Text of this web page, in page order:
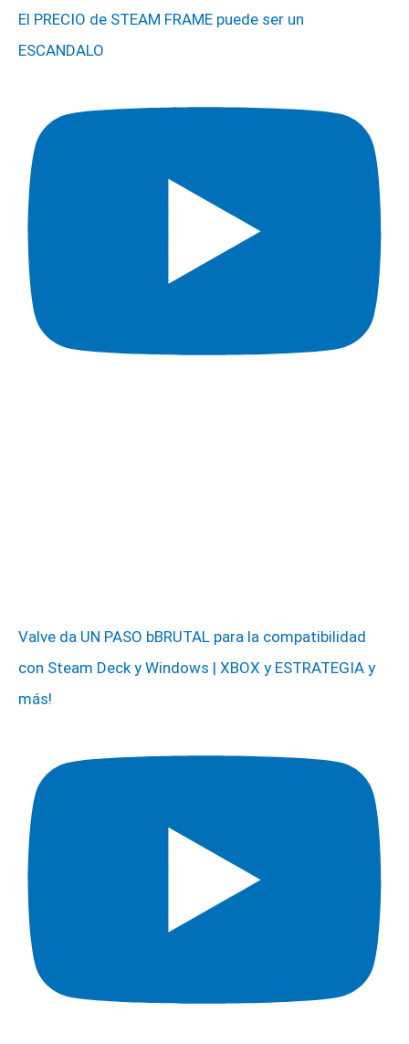
El PRECIO de STEAM FRAME puede ser un
ESCANDALO
Valve da UN PASO bBRUTAL para la compatibilidad
con Steam Deck y Windows | XBOX y ESTRATEGIA y
más!